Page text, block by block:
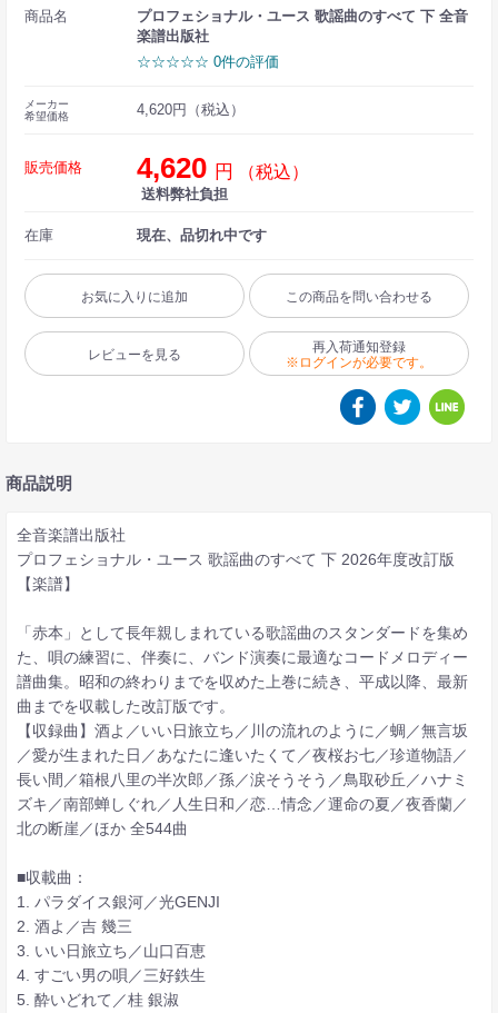
商品名
プロフェショナル・ユース 歌謡曲のすべて 下 全音
楽譜出版社
☆☆☆☆☆ 0件の評価
メーカー
希望価格
4,620円（税込）
販売価格 4,620 円 （税込）
送料弊社負担
在庫 現在、品切れ中です
お気に入りに追加 この商品を問い合わせる
レビューを見る
再入荷通知登録
※ログインが必要です。
商品説明
全音楽譜出版社
プロフェショナル・ユース 歌謡曲のすべて 下 2026年度改訂版
【楽譜】
「赤本」として長年親しまれている歌謡曲のスタンダードを集め
た、唄の練習に、伴奏に、バンド演奏に最適なコードメロディー
譜曲集。昭和の終わりまでを収めた上巻に続き、平成以降、最新
曲までを収載した改訂版です。
【収録曲】酒よ／いい日旅立ち／川の流れのように／蜩／無言坂
／愛が生まれた日／あなたに逢いたくて／夜桜お七／珍道物語／
長い間／箱根八里の半次郎／孫／涙そうそう／鳥取砂丘／ハナミ
ズキ／南部蝉しぐれ／人生日和／恋…情念／運命の夏／夜香蘭／
北の断崖／ほか 全544曲
■収載曲：
1. パラダイス銀河／光GENJI
2. 酒よ／吉 幾三
3. いい日旅立ち／山口百恵
4. すごい男の唄／三好鉄生
5. 酔いどれて／桂 銀淑